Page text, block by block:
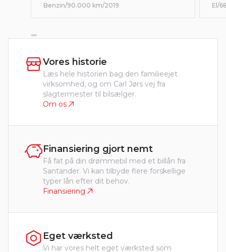
Benzin/90.000 km/2019 El /
Vores historie
Læs hele historien bag den familieejet
virksomhed, og om Carl Jørs vej fra
slagtermester til bilsælger.
Om os
Finansiering gjort nemt
Få fat på din drømmebil med et billån fra
Santander. Vi kan tilbyde flere forskellige
typer lån efter dit behov.
Finansiering
Eget værksted
Vi har vores helt eget værksted som